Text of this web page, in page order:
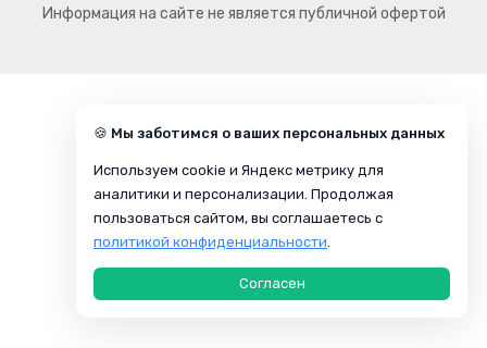
Информация на сайте не является публичной офертой
🍪 Мы заботимся о ваших персональных данных
Используем cookie и Яндекс метрику для
аналитики и персонализации. Продолжая
пользоваться сайтом, вы соглашаетесь с
политикой конфиденциальности.
Согласен